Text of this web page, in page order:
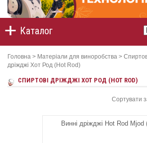
Каталог
Головна > Матеріали для виноробства >
дріжджі Хот Род (Hot Rod)
СПИРТОВІ ДРІЖДЖІ ХОТ РОД (HOT ROD)
Сортувати
Винні дріжджі Hot Rod Mjod